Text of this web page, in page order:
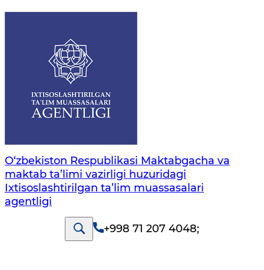
O‘zbekiston Respublikasi Maktabgacha va
maktab ta’limi vazirligi huzuridagi
Ixtisoslashtirilgan ta’lim muassasalari
agentligi
+998 71 207 4048;